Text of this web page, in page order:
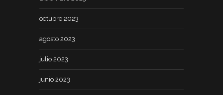
octubre 2023
agosto 2023
julio 2023
junio 2023